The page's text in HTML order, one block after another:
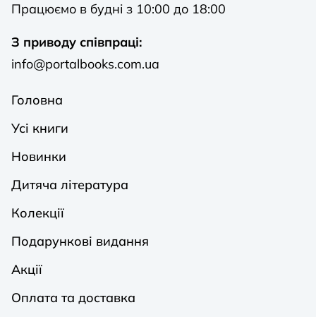
Працюємо в будні з 10:00 до 18:00
З приводу співпраці:
info@portalbooks.com.ua
Головна
Усі книги
Новинки
Дитяча література
Колекції
Подарункові видання
Акції
Оплата та доставка